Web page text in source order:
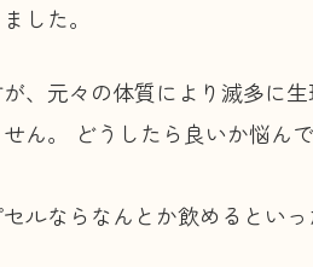
した。
、元々の体質により滅多に
ん。 どうしたら良いか悩ん
ルならなんとか飲めるとい